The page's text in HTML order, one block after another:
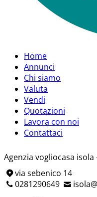
Home
Annunci
Chi siamo
Valuta
Vendi
Quotazioni
Lavora con noi
Contattaci
Agenzia vogliocasa isola
via sebenico 14
0281290649